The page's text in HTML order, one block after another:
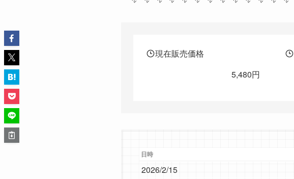
現在販売価格
5,480円
日時
2026/2/15